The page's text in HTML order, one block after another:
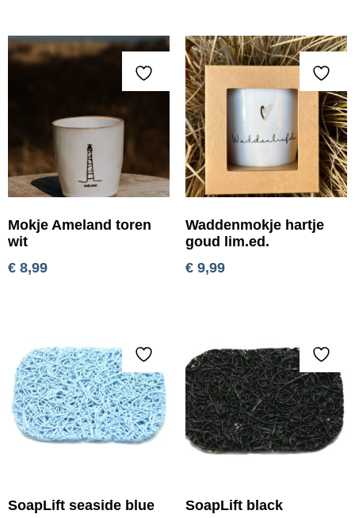
Mokje Ameland toren
wit
€ 8,99
Waddenmokje hartje
goud lim.ed.
€ 9,99
SoapLift seaside blue
SoapLift black